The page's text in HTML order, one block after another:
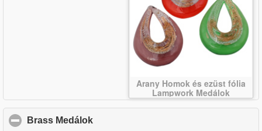
Arany Homok és ezüst fólia
Lampwork Medálok
Brass Medálok